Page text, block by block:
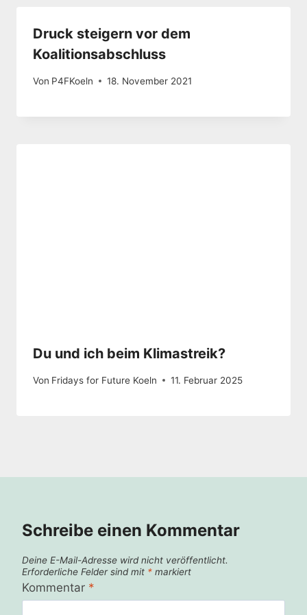
Druck steigern vor dem
Koalitionsabschluss
Von P4FKoeln 18. November 2021
Du und ich beim Klimastreik?
Von Fridays for Future Koeln 11. Februar 2025
Schreibe einen Kommentar
Deine E-Mail-Adresse wird nicht veröffentlicht.
Erforderliche Felder sind mit * markiert
Kommentar *